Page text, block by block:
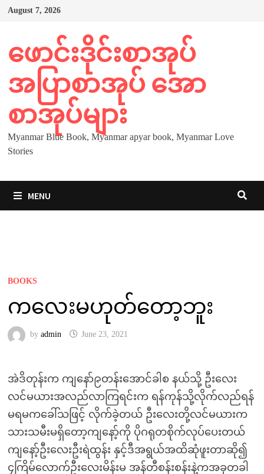
Skip
August 7, 2026
ဖောင်းဒိုင်းစာအုပ်
အပြာစာအုပ် အော
စာအုပ်များ
Myanmar Blue Book, Myanmar apyar book, Myanmar Love
Stories
MENU
BOOKS
ကလေးမဟုတ်တော့ဘူး
by admin June 23, 2021
အဲဒိတုန်းက ကျနော်၉တန်းအောင်ခါစ နယ်သို့ ဦးလေး
လင်မယားအလည်လာကြရင်းက ရန်ကုန်သို့လိုက်လည်ရန်
မရမကခေါ်သဖြင့် လိုက်ခဲ့တယ် ဦးလေးတို့လင်မယားက
သားသမီးမရှိတော့ကျနော့်ကို ပိုဂရုတစိုက်လုပ်ပေးတယ်
ကျနော့်ဦးလေးဦးရဲထွန်း နှင့်ဒီအရွယ်အထိဆုံဖူးတာဆို၍
၄ကြိမ်လောက်ဦးလေးမိန်းမ အန်တီစန်းစန်းနဲ့ကအခုတခါ